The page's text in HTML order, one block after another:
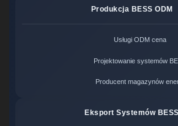
Produkcja BESS ODM
Usługi ODM cena
Projektowanie systemów
Producent magazynów
Eksport Systemów BESS